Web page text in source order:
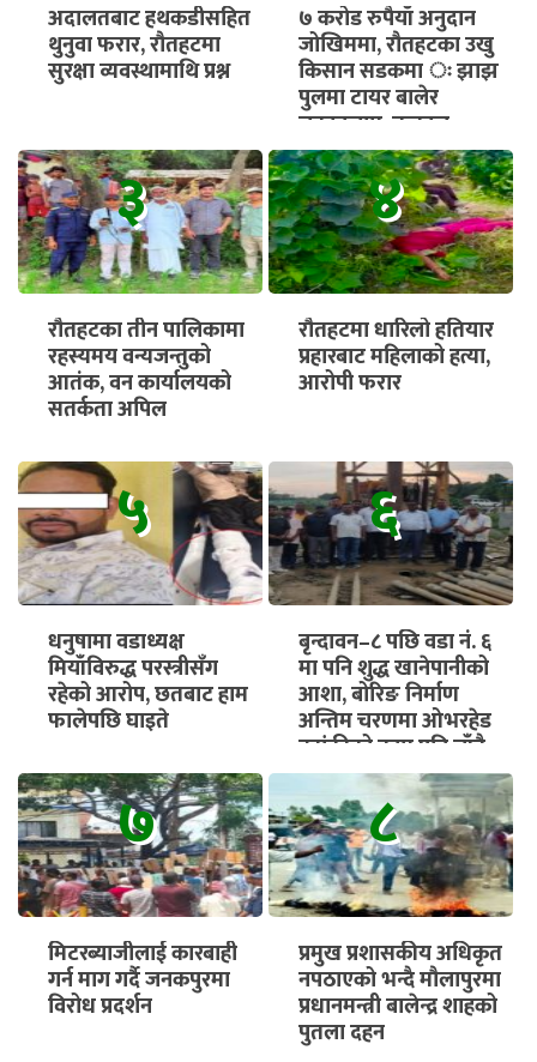
अदालतबाट हथकडीसहित
थुनुवा फरार, रौतहटमा
सुरक्षा व्यवस्थामाथि प्रश्न
७ करोड रुपैयाँ अनुदान
जोखिममा, रौतहटका उखु
किसान सडकमा ः झाझ
पुलमा टायर बालेर
चक्काजाम, तत्काल
भुक्तानी सुनिश्चित गर्न माग
३
रौतहटका तीन पालिकामा
रहस्यमय वन्यजन्तुको
आतंक, वन कार्यालयको
सतर्कता अपिल
४
रौतहटमा धारिलो हतियार
प्रहारबाट महिलाको हत्या,
आरोपी फरार
५
धनुषामा वडाध्यक्ष
मियाँविरुद्ध परस्त्रीसँग
रहेको आरोप, छतबाट हाम
फालेपछि घाइते
६
बृन्दावन–८ पछि वडा नं. ६
मा पनि शुद्ध खानेपानीको
आशा, बोरिङ निर्माण
अन्तिम चरणमा ओभरहेड
ट्यांकीको काम पनि चाँडै
सुरु हुने
७
मिटरब्याजीलाई कारबाही
गर्न माग गर्दै जनकपुरमा
विरोध प्रदर्शन
८
प्रमुख प्रशासकीय अधिकृत
नपठाएको भन्दै मौलापुरमा
प्रधानमन्त्री बालेन्द्र शाहको
पुतला दहन